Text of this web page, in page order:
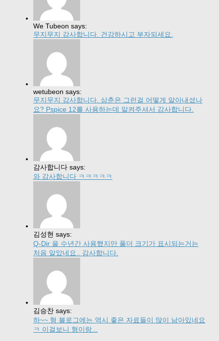
We Tubeon says:
무지무지 감사합니다. 건강하시고 부자되세요.
wetubeon says:
무지무지 감사합니다. 삼춘은 그런걸 어떻게 알아내셨나
요? Pspice 12를 사용하는데 알켜주셔서 감사합니다.
감사합니다 says:
와 감사합니다 ㅋㅋㅋㅋㅋ
김성현 says:
Q-Dir 을 수년간 사용했지만 폴더 크기가 표시되는거는
처음 알았네요.. 감사합니다.
김승찬 says:
하~~ 형 블로그에는 역시 좋은 자료들이 많이 남아있네요
ㅋ 이걸보니 형이랑...